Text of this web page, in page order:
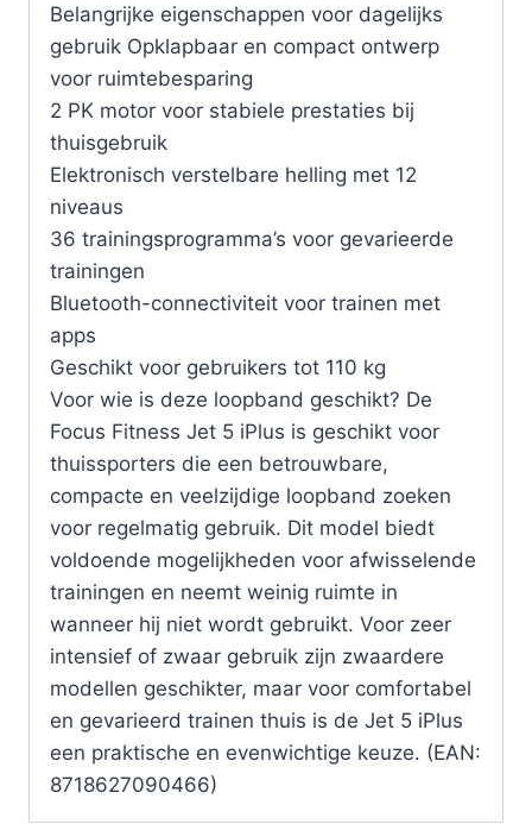
Belangrijke eigenschappen voor dagelijks
gebruik Opklapbaar en compact ontwerp
voor ruimtebesparing
2 PK motor voor stabiele prestaties bij
thuisgebruik
Elektronisch verstelbare helling met 12
niveaus
36 trainingsprogramma’s voor gevarieerde
trainingen
Bluetooth-connectiviteit voor trainen met
apps
Geschikt voor gebruikers tot 110 kg
Voor wie is deze loopband geschikt? De
Focus Fitness Jet 5 iPlus is geschikt voor
thuissporters die een betrouwbare,
compacte en veelzijdige loopband zoeken
voor regelmatig gebruik. Dit model biedt
voldoende mogelijkheden voor afwisselende
trainingen en neemt weinig ruimte in
wanneer hij niet wordt gebruikt. Voor zeer
intensief of zwaar gebruik zijn zwaardere
modellen geschikter, maar voor comfortabel
en gevarieerd trainen thuis is de Jet 5 iPlus
een praktische en evenwichtige keuze. (EAN:
8718627090466)